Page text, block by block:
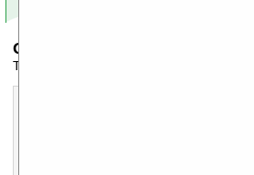
Quick Memo for PokeP v1.16a
Текст на экране Today